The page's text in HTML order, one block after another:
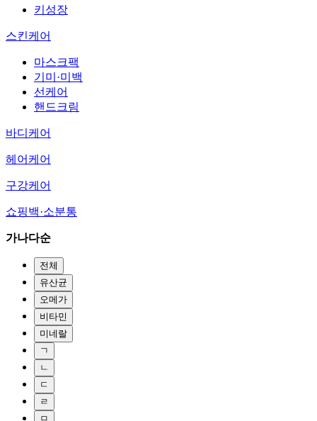
키성장
스킨케어
마스크팩
기미·미백
선케어
핸드크림
바디케어
헤어케어
구강케어
쇼핑백·소분통
가나다순
전체
유산균
오메가
비타민
미네랄
ㄱ
ㄴ
ㄷ
ㄹ
ㅁ